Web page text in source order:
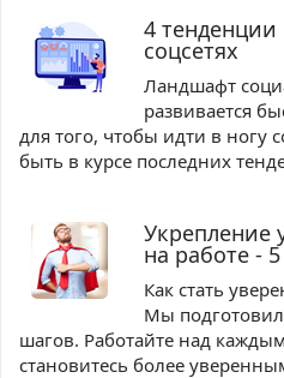
4 тенденции
соцсетях
Ландшафт
развивается
для того, чтобы идти в
быть в курсе последних
Укрепление
на работе -
Как стать
Мы
шагов. Работайте над
становитесь более